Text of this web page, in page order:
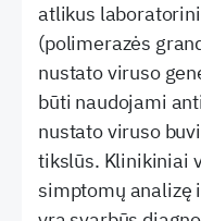
atlikus
(polimerazės
nustato viruso
būti naudojami
nustato viruso
tikslūs. Klinikiniai
simptomų analizę